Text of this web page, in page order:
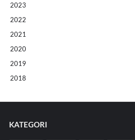
2023
2022
2021
2020
2019
2018
KATEGORI